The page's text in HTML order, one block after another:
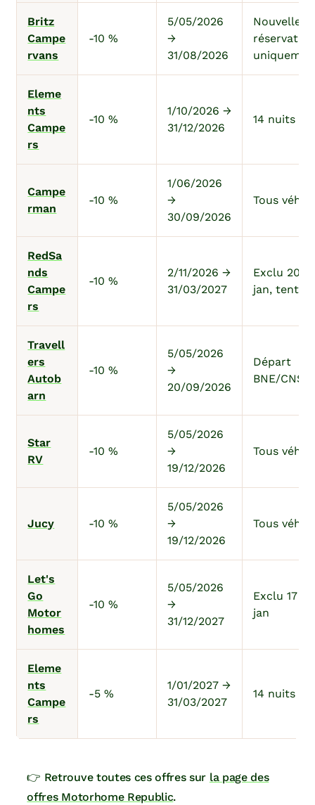
Britz
Campe
rvans
-10 %
5/05/2026
→
31/08/2026
Nouvelles
Eleme
nts
Campe
rs
-10 %
1/10/2026 →
31/12/2026
14 nuits
Campe
rman
-10 %
1/06/2026
→
30/09/2026
Tous
RedSa
nds
Campe
rs
-10 %
2/11/2026 →
31/03/2027
Exclu 20
jan, tente
Travell
ers
Autob
arn
-10 %
5/05/2026
→
20/09/2026
Départ
BNE/CNS/
Star
RV
-10 %
5/05/2026
→
19/12/2026
Tous
Jucy -10 %
5/05/2026
→
19/12/2026
Tous
Let's
Go
Motor
homes
-10 %
5/05/2026
→
31/12/2027
Exclu 17
jan
Eleme
nts
Campe
rs
-5 %
1/01/2027 →
31/03/2027
14 nuits
👉 Retrouve toutes ces offres sur la page des
offres Motorhome Republic.